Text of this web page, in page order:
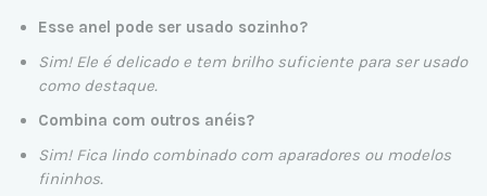
Esse anel pode ser usado sozinho?
Sim! Ele é delicado e tem brilho suficiente para ser usado
como destaque.
Combina com outros anéis?
Sim! Fica lindo combinado com aparadores ou modelos
fininhos.